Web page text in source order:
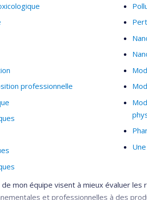
professionnelle
mon équipe visent à mieux évaluer les
et professionnelles à des